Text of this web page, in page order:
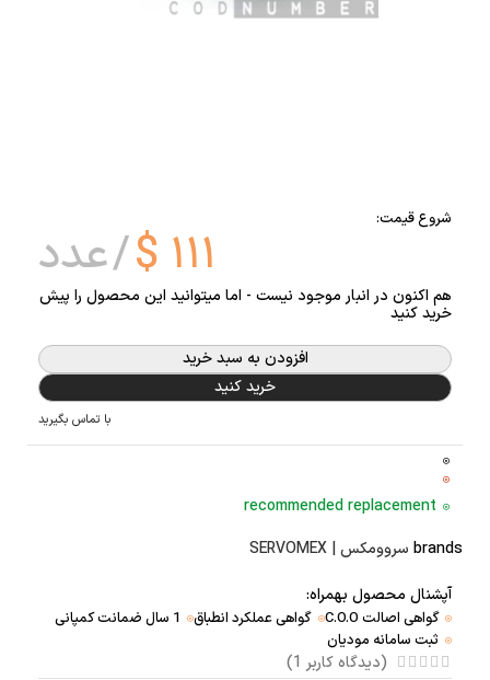
شروع قیمت:
$ ۱۱۱ عدد
هم اکنون در انبار موجود نیست - اما میتوانید این محصول را پیش
خرید کنید
افزودن به سبد خرید
خرید کنید
با تماس بگیرید
recommended replacement
brands سروومکس | SERVOMEX
آپشنال محصول بهمراه:
گواهی اصالت C.O.O گواهی عملکرد انطباق
1 سال ضمانت کمپانی
ثبت سامانه مودیان
(دیدگاه کاربر 1
)